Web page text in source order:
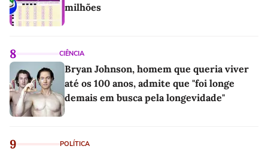
milhões
8 CIÊNCIA
Bryan Johnson, homem que queria viver
até os 100 anos, admite que "foi longe
demais em busca pela longevidade"
9 POLÍTICA